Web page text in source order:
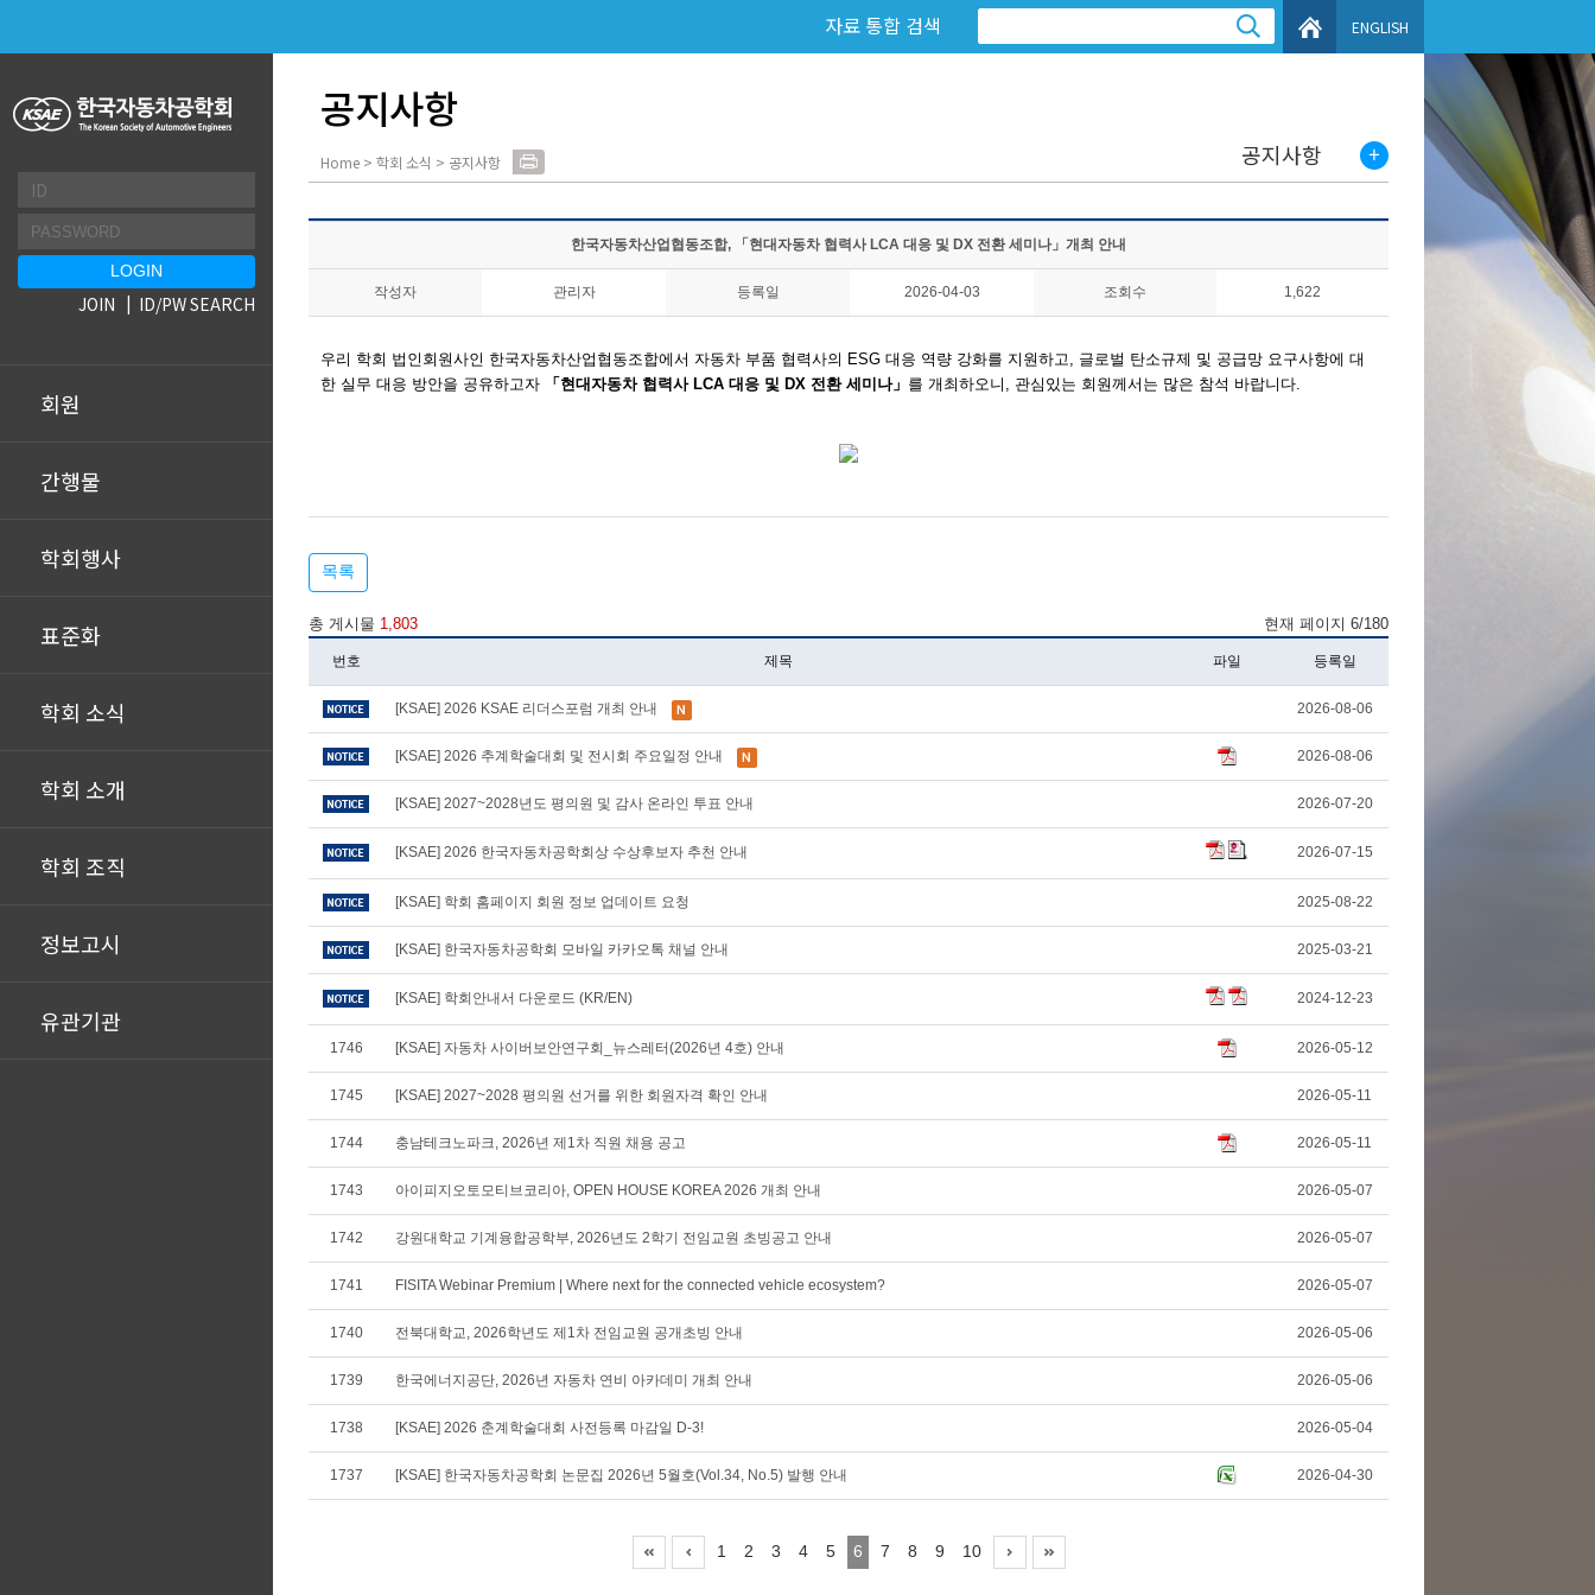
회원
간행물
학회행사
표준화
학회 소식
학회 소개
학회 조직
정보고시
유관기관
JOIN ID/PW SEARCH
자료 통합 검색 ENGLISH
공지사항
Home > 학회 소식 > 공지사항 공지사항
한국자동차산업협동조합, 「현대자동차 협력사 LCA 대응 및 DX 전환 세미나」개최 안내
작성자 관리자 등록일 2026-04-03 조회수 1,622
우리 학회 법인회원사인 한국자동차산업협동조합에서 자동차 부품 협력사의 ESG 대응 역량 강화를 지원하고, 글로벌 탄소규제 및 공급망 요구사항에 대
한 실무 대응 방안을 공유하고자 「현대자동차 협력사 LCA 대응 및 DX 전환 세미나」 를 개최하오니, 관심있는 회원께서는 많은 참석 바랍니다.
목록
총 게시물 1,803 현재 페이지 6/180
번호 제목 파일 등록일
[KSAE] 2026 KSAE 리더스포럼 개최 안내 2026-08-06
[KSAE] 2026 추계학술대회 및 전시회 주요일정 안내 2026-08-06
[KSAE] 2027~2028년도 평의원 및 감사 온라인 투표 안내 2026-07-20
[KSAE] 2026 한국자동차공학회상 수상후보자 추천 안내 2026-07-15
[KSAE] 학회 홈페이지 회원 정보 업데이트 요청 2025-08-22
[KSAE] 한국자동차공학회 모바일 카카오톡 채널 안내 2025-03-21
[KSAE] 학회안내서 다운로드 (KR/EN) 2024-12-23
1746 [KSAE] 자동차 사이버보안연구회_뉴스레터(2026년 4호) 안내 2026-05-12
1745 [KSAE] 2027~2028 평의원 선거를 위한 회원자격 확인 안내 2026-05-11
1744 충남테크노파크, 2026년 제1차 직원 채용 공고 2026-05-11
1743 아이피지오토모티브코리아, OPEN HOUSE KOREA 2026 개최 안내 2026-05-07
1742 강원대학교 기계융합공학부, 2026년도 2학기 전임교원 초빙공고 안내 2026-05-07
1741 FISITA Webinar Premium | Where next for the connected vehicle ecosystem? 2026-05-07
1740 전북대학교, 2026학년도 제1차 전임교원 공개초빙 안내 2026-05-06
1739 한국에너지공단, 2026년 자동차 연비 아카데미 개최 안내 2026-05-06
1738 [KSAE] 2026 춘계학술대회 사전등록 마감일 D-3! 2026-05-04
1737 [KSAE] 한국자동차공학회 논문집 2026년 5월호(Vol.34, No.5) 발행 안내 2026-04-30
1 2 3 4 5 6 7 8 9 10